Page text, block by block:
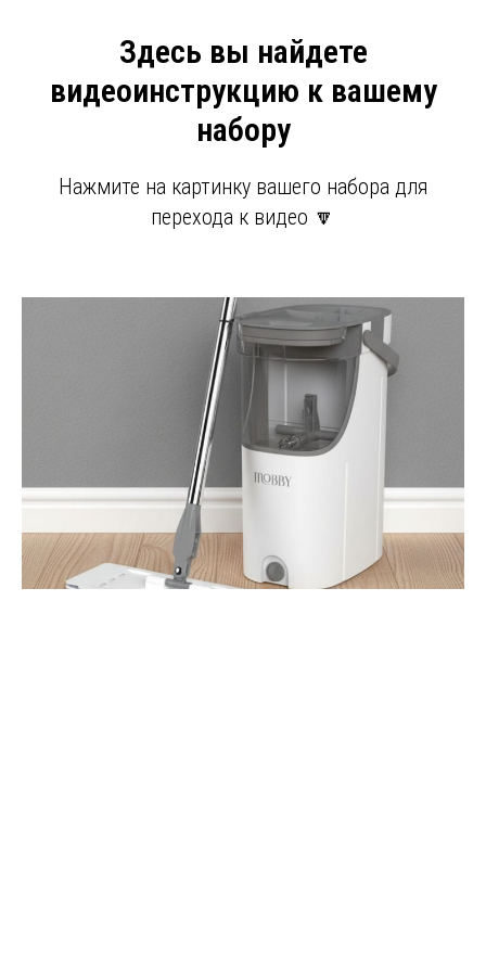
Здесь вы найдете
видеоинструкцию к вашему
набору
Нажмите на картинку вашего набора для
перехода к видео 🔽